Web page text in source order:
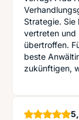
Strategie. Sie
vertreten und
übertroffen.
beste
zukünftigen,